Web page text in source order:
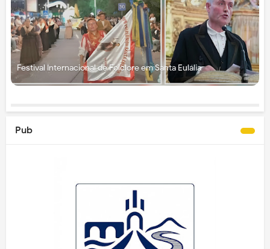
Festival Internacional de Folclore em Santa Eulália
Pub